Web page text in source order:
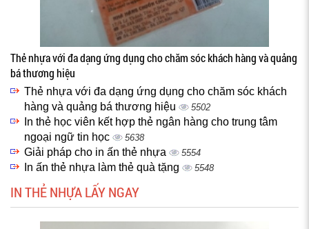
Thẻ nhựa với đa dạng ứng dụng cho chăm sóc khách hàng và quảng
bá thương hiệu
Thẻ nhựa với đa dạng ứng dụng cho chăm sóc khách
hàng và quảng bá thương hiệu
5502
In thẻ học viên kết hợp thẻ ngân hàng cho trung tâm
ngoại ngữ tin học
5638
Giải pháp cho in ấn thẻ nhựa 5554
In ấn thẻ nhựa làm thẻ quà tặng 5548
IN THẺ NHỰA LẤY NGAY